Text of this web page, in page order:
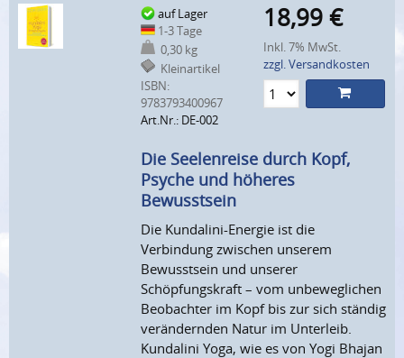
auf Lager
1-3 Tage
0,30 kg
Kleinartikel
ISBN:
9783793400967
Art.Nr.: DE-002
18,99 €
Inkl. 7% MwSt.
zzgl. Versandkosten
Die Seelenreise durch Kopf,
Psyche und höheres
Bewusstsein
Die Kundalini-Energie ist die
Verbindung zwischen unserem
Bewusstsein und unserer
Schöpfungskraft – vom unbeweglichen
Beobachter im Kopf bis zur sich ständig
verändernden Natur im Unterleib.
Kundalini Yoga, wie es von Yogi Bhajan